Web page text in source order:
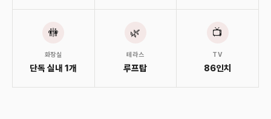
🚻
화장실
단독 실내 1개
🌿
테라스
루프탑
📺
TV
86인치